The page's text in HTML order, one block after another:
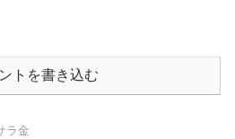
トを書き込む
ラ金